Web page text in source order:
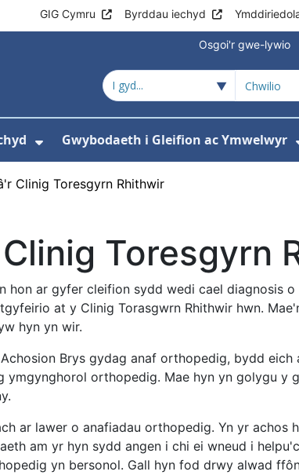
GIG Cymru Byrddau iechyd
Osgoi'r gwe-lywio
Gwybodaeth i Gleifion ac Ymwelwyr
Clinig Toresgyrn Rhithwir
Toresgyrn
hon ar gyfer cleifion sydd wedi cael diagnosis
at y Clinig Torasgwrn Rhithwir hwn.
hyn yn wir.
Brys gydag anaf orthopedig, bydd
ymgynghorol orthopedig. Mae hyn yn golygu y
ar lawer o anafiadau orthopedig. Yn yr achos
am yr hyn sydd angen i chi ei wneud i
yn bersonol. Gall hyn fod drwy alwad